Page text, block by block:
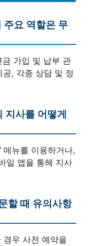
주요 역할은 무
가입 및 납부 관
, 각종 상담 및 정
지사를 어떻게
메뉴를 이용하거나,
일 앱을 통해 지사
할 때 유의사항
우 사전 예약을